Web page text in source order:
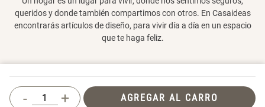
+
- AGREGAR AL CARRO
queridos y donde también compartimos con otros. En Casaideas
encontrarás artículos de diseño, para vivir día a día en un espacio
que te haga feliz.
Términos y Condiciones